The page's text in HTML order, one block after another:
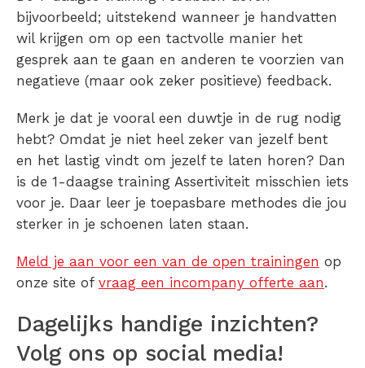
bijvoorbeeld; uitstekend wanneer je handvatten
wil krijgen om op een tactvolle manier het
gesprek aan te gaan en anderen te voorzien van
negatieve (maar ook zeker positieve) feedback.
Merk je dat je vooral een duwtje in de rug nodig
hebt? Omdat je niet heel zeker van jezelf bent
en het lastig vindt om jezelf te laten horen? Dan
is de 1-daagse training Assertiviteit misschien iets
voor je. Daar leer je toepasbare methodes die jou
sterker in je schoenen laten staan.
Meld je aan voor een van de open trainingen op
onze site of vraag een incompany offerte aan.
Dagelijks handige inzichten?
Volg ons op social media!